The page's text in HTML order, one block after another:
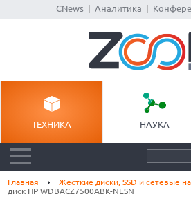
CNews| Аналитика
ТЕХНИКА НАУКА
Главная Жесткие диски, SSD и сетевые
диск HP WDBACZ7500ABK-NESN